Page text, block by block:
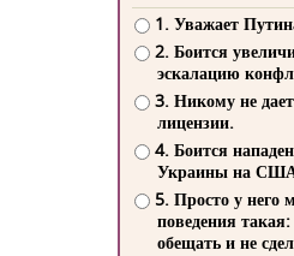
1. Уважает
2. Боится
эскалацию
3. Никому не
лицензии.
4. Боится
Украины на
5. Просто у него
поведения такая:
обещать и не